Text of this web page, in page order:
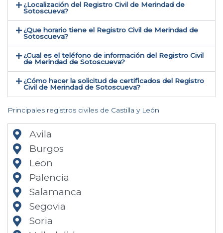
¿Localización del Registro Civil de Merindad de
Sotoscueva​?
¿Que horario tiene el Registro Civil de Merindad de
Sotoscueva?
¿Cual es el teléfono de información del Registro Civil
de Merindad de Sotoscueva​?
¿Cómo hacer la solicitud de certificados del Registro
Civil de Merindad de Sotoscueva​?
Principales registros civiles de Castilla y León
Avila
Burgos
Leon
Palencia
Salamanca
Segovia
Soria